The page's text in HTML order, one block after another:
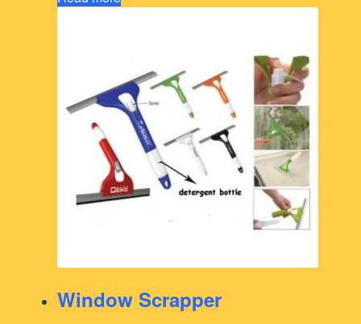
Window Scrapper